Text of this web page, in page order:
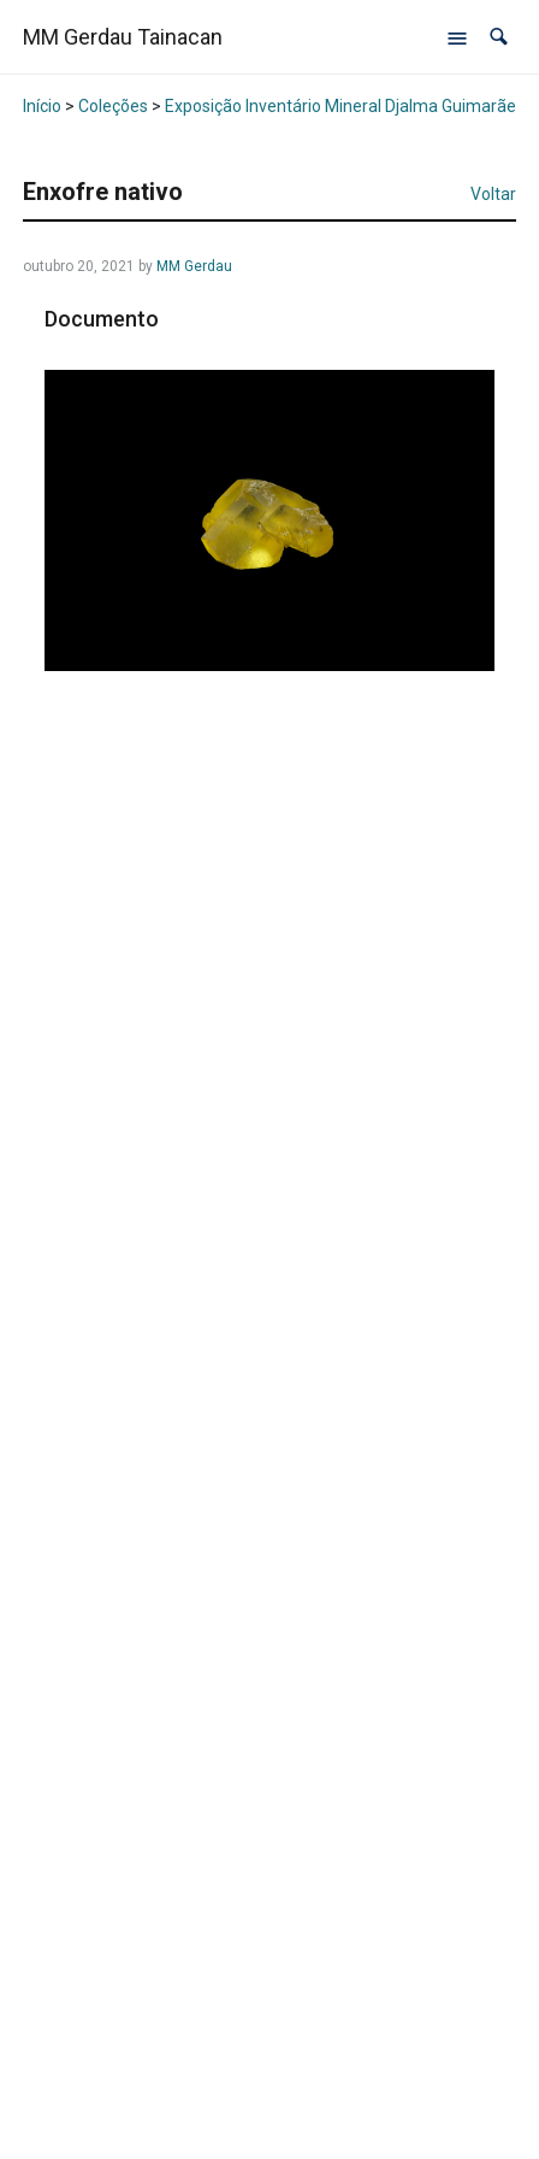
MM Gerdau Tainacan
Início > Coleções > Exposição Inventário Mineral Djalma Guimarães
Enxofre nativo Voltar
outubro 20, 2021 by MM Gerdau
Documento